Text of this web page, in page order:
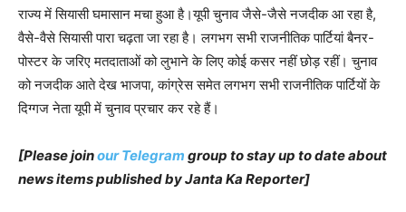
राज्य में सियासी घमासान मचा हुआ है।यूपी चुनाव जैसे-जैसे नजदीक आ रहा है,
वैसे-वैसे सियासी पारा चढ़ता जा रहा है। लगभग सभी राजनीतिक पार्टियां बैनर-
पोस्टर के जरिए मतदाताओं को लुभाने के लिए कोई कसर नहीं छोड़ रहीं। चुनाव
को नजदीक आते देख भाजपा, कांग्रेस समेत लगभग सभी राजनीतिक पार्टियों के
दिग्गज नेता यूपी में चुनाव प्रचार कर रहे हैं।
[Please joinour Telegram group to stay up to date about
news items published by Janta Ka Reporter]